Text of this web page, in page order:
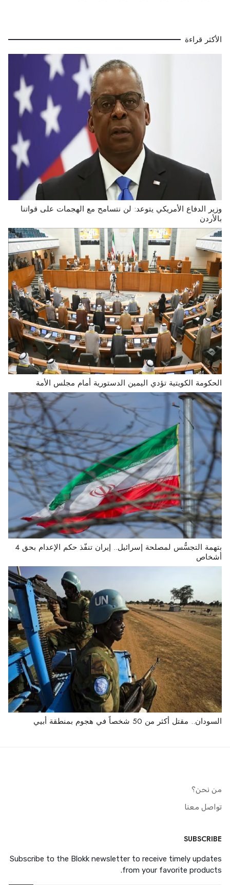
الأكثر قراءة
وزير الدفاع الأمريكي يتوعد: لن نتسامح مع الهجمات على قواتنا
بالأردن
الحكومة الكويتية تؤدي اليمين الدستورية أمام مجلس الأمة
بتهمة التجسُّس لمصلحة إسرائيل.. إيران تنفّذ حكم الإعدام بحق 4
أشخاص
السودان.. مقتل أكثر من 50 شخصاً في هجوم بمنطقة أبيي
من نحن؟
تواصل معنا
SUBSCRIBE
Subscribe to the Blokk newsletter to receive timely updates
from your favorite products.